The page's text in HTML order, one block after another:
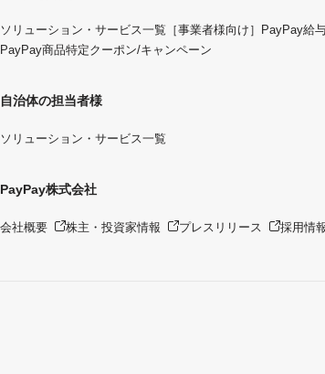
ソリューション・サービス一覧 ［事業者様向け］PayPay給
PayPay商品特定クーポン/キャンペーン
自治体の担当者様
ソリューション・サービス一覧
PayPay株式会社
会社概要 株主・投資家情報 プレスリリース 採用情